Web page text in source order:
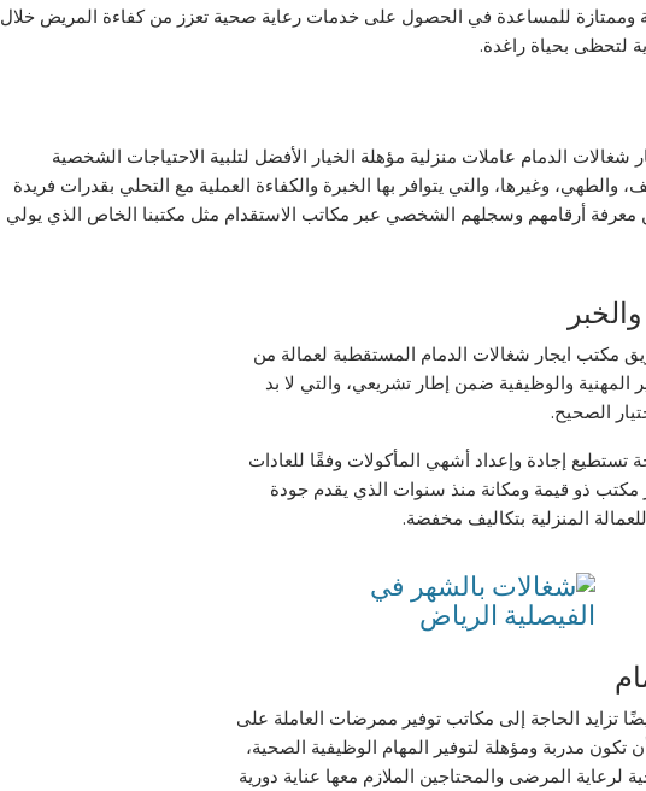
وممتازة للمساعدة في الحصول على خدمات رعاية صحية تعزز من كفاءة المريض خلال
لتحظى بحياة راغدة.
الدمام عاملات منزلية مؤهلة الخيار الأفضل لتلبية الاحتياجات الشخصية
والطهي، وغيرها، والتي يتوافر بها الخبرة والكفاءة العملية مع التحلي بقدرات فريدة
معرفة أرقامهم وسجلهم الشخصي عبر مكاتب الاستقدام مثل مكتبنا الخاص الذي يولي
مكتب ايجار شغالات الدمام المستقطبة لعمالة من
المهنية والوظيفية ضمن إطار تشريعي، والتي لا بد
الصحيح.
تستطيع إجادة وإعداد أشهي المأكولات وفقًا للعادات
مكتب ذو قيمة ومكانة منذ سنوات الذي يقدم جودة
المنزلية بتكاليف مخفضة.
تزايد الحاجة إلى مكاتب توفير ممرضات العاملة على
تكون مدربة ومؤهلة لتوفير المهام الوظيفية الصحية،
لرعاية المرضى والمحتاجين الملازم معها عناية دورية